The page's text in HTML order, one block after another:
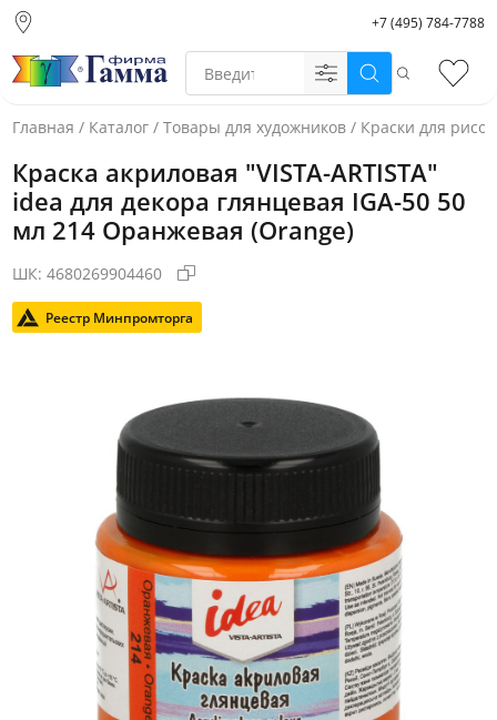
склад)
Санкт-Петербург
Екатеринбург
+7 (495) 784-7788
Поиск
Главная / Каталог / Товары для художников / Краски для
Краска акриловая "VISTA-ARTISTA"
idea для декора глянцевая IGA-50 50
мл 214 Оранжевая (Orange)
ШК: 4680269904460
Реестр Минпромторга